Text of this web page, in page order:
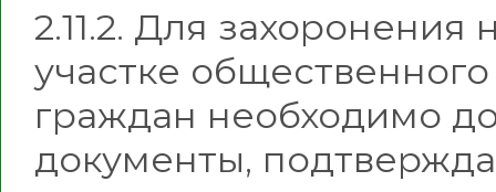
2.11.2. Для
участке
граждан необходимо
документы,